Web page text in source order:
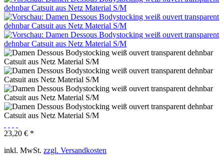
23,20 € *
inkl. MwSt. zzgl. Versandkosten